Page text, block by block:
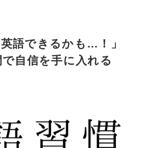
英語できるかも…！」
自信を手に入れる